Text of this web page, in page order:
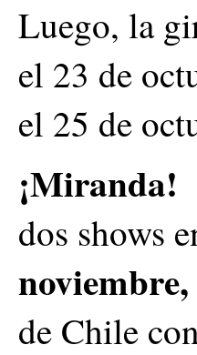
Luego, la
el 23 de
el 25 de
¡Miranda!
dos shows
noviembre,
de Chile